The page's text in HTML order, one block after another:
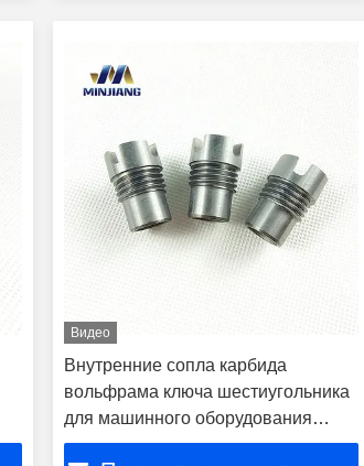
Видео
Внутренние сопла карбида
вольфрама ключа шестиугольника
для машинного оборудования
нефти